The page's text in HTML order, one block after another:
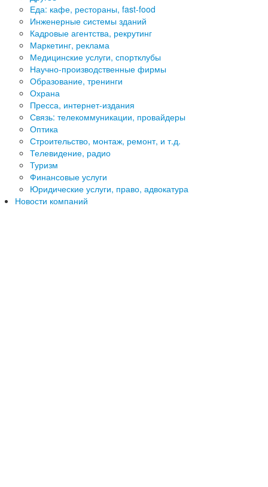
Еда: кафе, рестораны, fast-food
Инженерные системы зданий
Кадровые агентства, рекрутинг
Маркетинг, реклама
Медицинские услуги, спортклубы
Научно-производственные фирмы
Образование, тренинги
Охрана
Пресса, интернет-издания
Связь: телекоммуникации, провайдеры
Оптика
Строительство, монтаж, ремонт, и т.д.
Телевидение, радио
Туризм
Финансовые услуги
Юридические услуги, право, адвокатура
Новости компаний